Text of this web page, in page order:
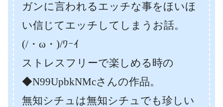
ガンに言われるエッチな事をほいほ
い信じてエッチしてしまうお話。
(/・ω・)/ﾜｰｲ
ストレスフリーで楽しめる時の
◆N99UpbkNMcさんの作品。
無知シチュは無知シチュでも珍しい